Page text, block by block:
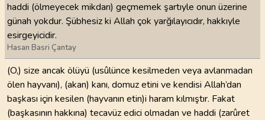
haddi (ölmeyecek mikdarı) geçmemek şartıyle onun üzerine
günah yokdur. Şübhesiz ki Allah çok yarğılayıcıdır, hakkıyle
esirgeyicidir.
Hasan Basri Çantay
(O,) size ancak ölüyü (usûlünce kesilmeden veya avlanmadan
ölen hayvanı), (akan) kanı, domuz etini ve kendisi Allah’dan
başkası için kesilen (hayvanın etin)i haram kılmıştır. Fakat
(başkasının hakkına) tecavüz edici olmadan ve haddi (zarûret